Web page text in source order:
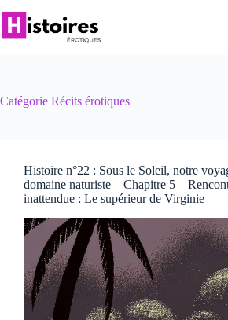
au
contenu
Catégorie Récits érotiques
Histoire n°22 : Sous le Soleil, notre
domaine naturiste – Chapitre 5 –
inattendue : Le supérieur de Virginie